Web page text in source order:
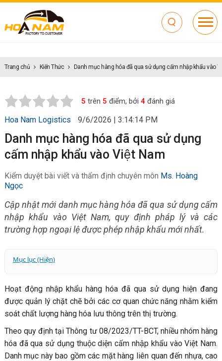
Trang chủ Kiến Thức Danh mục hàng hóa đã qua sử dụng cấm nhập khẩu vào
5 trên 5 điểm, bởi 4đánh giá
Hoa Nam Logistics 9/6/2026 | 3:14:14 PM
Danh mục hàng hóa đã qua sử dụng
cấm nhập khẩu vào Việt Nam
Kiểm duyệt bài viết và thẩm định chuyên môn Ms. Hoàng
Ngọc
Cập nhật mới danh mục hàng hóa đã qua sử dụng cấm
nhập khẩu vào Việt Nam, quy định pháp lý và các
trường hợp ngoại lệ được phép nhập khẩu mới nhất.
Mục lục (Hiện)
sử dụng
Trường Hợp Bắt Buộc Áp Dụng Biện Pháp Cấm Nhập
Khẩu Vào Việt Nam
Trường hợp cho phép nhập khẩu hàng hóa bị cấm về Việt
Nam
Hàng Hóa Thuộc Diện Cấm Nhập Khẩu Có Được Quá
Hoạt động nhập khẩu hàng hóa đã qua sử dụng hiện đang
được quản lý chặt chẽ bởi các cơ quan chức năng nhằm kiểm
soát chất lượng hàng hóa lưu thông trên thị trường.
Theo quy định tại Thông tư 08/2023/TT-BCT, nhiều nhóm hàng
hóa đã qua sử dụng thuộc diện cấm nhập khẩu vào Việt Nam.
Danh mục này bao gồm các mặt hàng liên quan đến nhựa, cao